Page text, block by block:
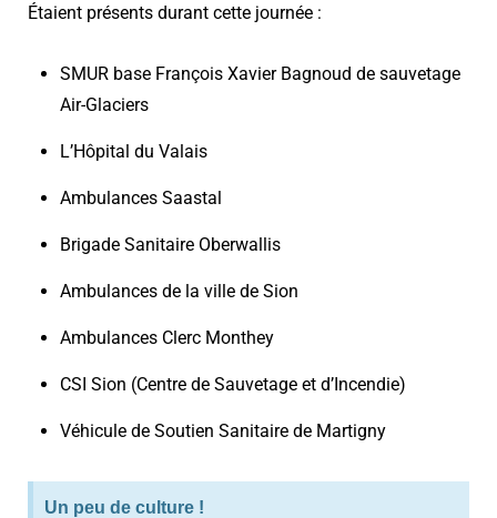
Étaient présents durant cette journée :
SMUR base François Xavier Bagnoud de sauvetage
Air-Glaciers
L’Hôpital du Valais
Ambulances Saastal
Brigade Sanitaire Oberwallis
Ambulances de la ville de Sion
Ambulances Clerc Monthey
CSI Sion (Centre de Sauvetage et d’Incendie)
Véhicule de Soutien Sanitaire de Martigny
Un peu de culture !